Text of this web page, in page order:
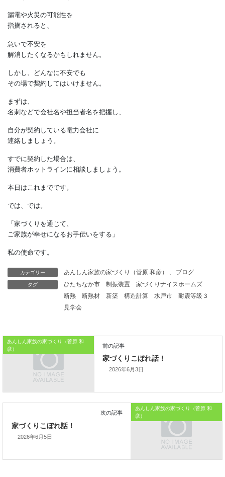
「古くて漏電の可能性があるので
交換した方が良い」
「法律によって、15年ごとの交換が
義務付けられている」
と誘導するなどの方法で、
漏電や火災の可能性を
指摘されると、
急いで不安を
解消したくなるかもしれません。
その場で契約してはいけません。
まずは、
名刺などで会社名や担当者名を把握し、
連絡しましょう。
すでに契約した場合は、
消費者ホットラインに相談しましょう。
本日はこれまでです。
「家づくりを通じて、
ご家族が幸せになるお手伝いをする」
私の使命です。
カテゴリー あんしん家族の家づくり（菅原 和彦）
ブログ
タグ
ひたちなか市 制振装置
家づくりナイスホームズ
断熱
断熱材 新築 構造計算 水戸市
耐震等級３
見学会
あんしん家族の家づくり（菅原 和
彦）
2026年6月3日
あんしん家族の家づくり（菅原 和
彦）
2026年6月5日